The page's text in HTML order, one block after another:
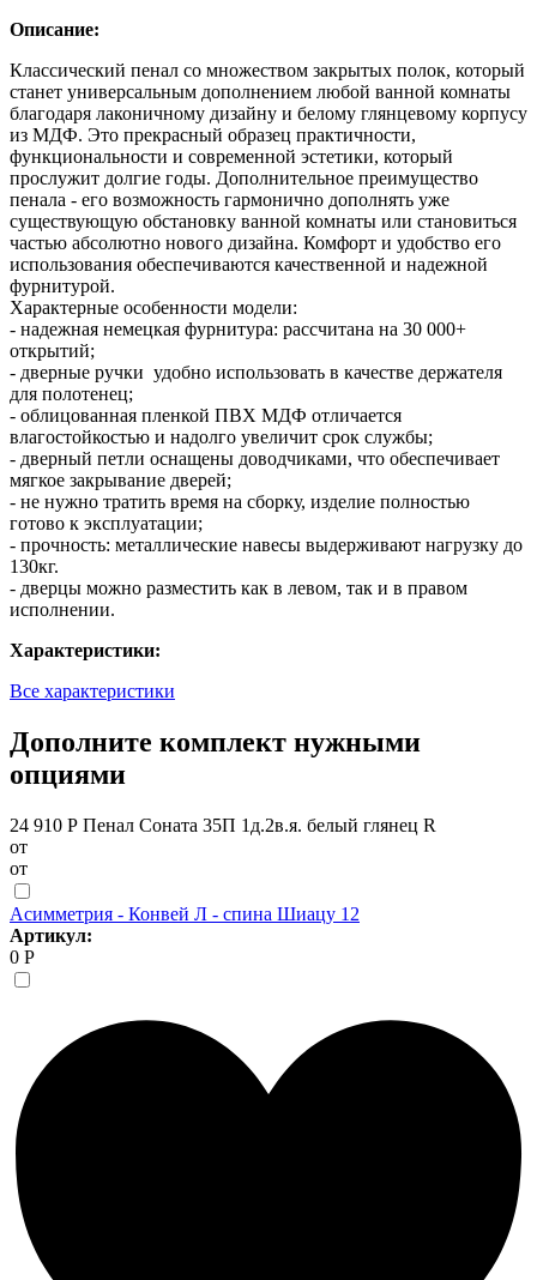
Описание:
Классический пенал со множеством закрытых полок, который
станет универсальным дополнением любой ванной комнаты
благодаря лаконичному дизайну и белому глянцевому корпусу
из МДФ. Это прекрасный образец практичности,
функциональности и современной эстетики, который
прослужит долгие годы. Дополнительное преимущество
пенала - его возможность гармонично дополнять уже
существующую обстановку ванной комнаты или становиться
частью абсолютно нового дизайна. Комфорт и удобство его
использования обеспечиваются качественной и надежной
фурнитурой.
Характерные особенности модели:
- надежная немецкая фурнитура: рассчитана на 30 000+
открытий;
- дверные ручки удобно использовать в качестве держателя
для полотенец;
- облицованная пленкой ПВХ МДФ отличается
влагостойкостью и надолго увеличит срок службы;
- дверный петли оснащены доводчиками, что обеспечивает
мягкое закрывание дверей;
- не нужно тратить время на сборку, изделие полностью
готово к эксплуатации;
- прочность: металлические навесы выдерживают нагрузку до
130кг.
- дверцы можно разместить как в левом, так и в правом
исполнении.
Характеристики:
Все характеристики
Дополните комплект нужными
опциями
24 910 Р Пенал Соната 35П 1д.2в.я. белый глянец R
от
от
Асимметрия - Конвей Л - спина Шиацу 12
Артикул:
0 Р